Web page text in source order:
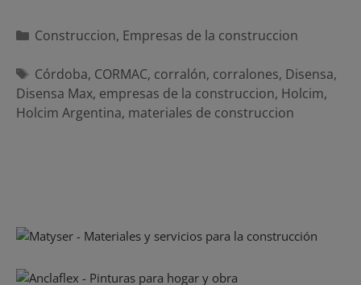
Categorías
Construccion, Empresas de la construccion
Etiquetas
Córdoba, CORMAC, corralón, corralones, Disensa,
Disensa Max, empresas de la construccion, Holcim,
Holcim Argentina, materiales de construccion